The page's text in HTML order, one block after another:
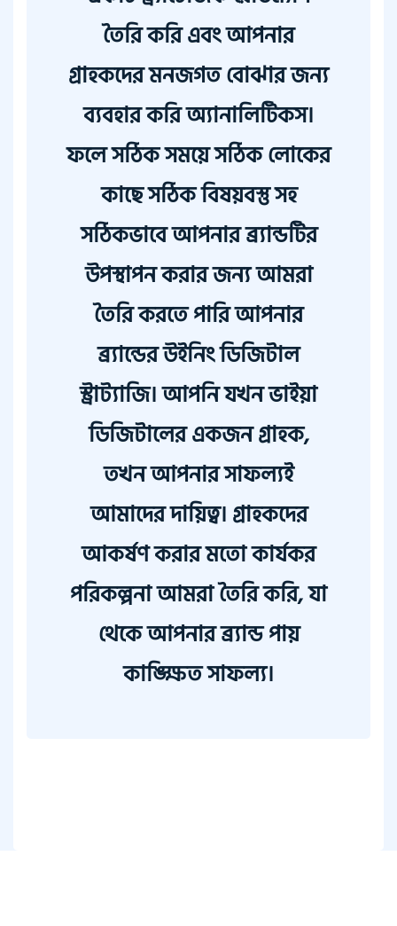
তৈরি করি এবং আপনার
গ্রাহকদের মনজগত বোঝার জন্য
ব্যবহার করি অ্যানালিটিকস।
ফলে সঠিক সময়ে সঠিক লোকের
কাছে সঠিক বিষয়বস্তু সহ
সঠিকভাবে আপনার ব্র্যান্ডটির
উপস্থাপন করার জন্য আমরা
তৈরি করতে পারি আপনার
ব্র্যান্ডের উইনিং ডিজিটাল
স্ট্রাট্যাজি। আপনি যখন ভাইয়া
ডিজিটালের একজন গ্রাহক,
তখন আপনার সাফল্যই
আমাদের দায়িত্ব। গ্রাহকদের
আকর্ষণ করার মতো কার্যকর
পরিকল্পনা আমরা তৈরি করি, যা
থেকে আপনার ব্র্যান্ড পায়
কাঙ্ক্ষিত সাফল্য।